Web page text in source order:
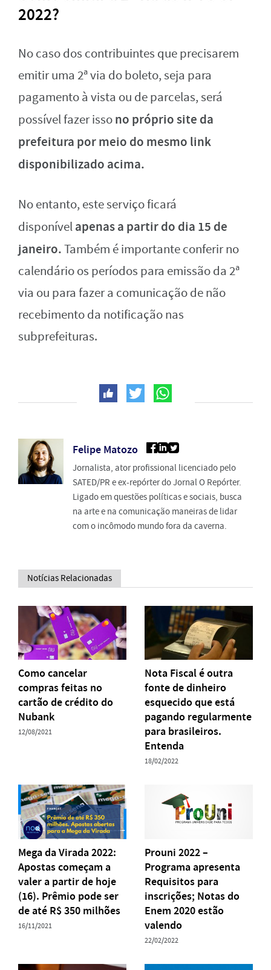
2022?
No caso dos contribuintes que precisarem
emitir uma 2ª via do boleto, seja para
pagamento à vista ou de parcelas, será
possível fazer issono próprio site da
prefeitura por meio do mesmo link
disponibilizado acima.
No entanto, este serviço ficará
disponívelapenas a partir do dia 15 de
janeiro.Também é importante conferir no
calendário os períodos para emissão da 2ª
via ou para fazer a comunicação de não
recebimento da notificação nas
subprefeituras.
Felipe Matozo
Jornalista, ator profissional licenciado pelo
SATED/PR e ex-repórter do Jornal O Repórter.
Ligado em questões políticas e sociais, busca
na arte e na comunicação maneiras de lidar
com o incômodo mundo fora da caverna.
Notícias Relacionadas
Como cancelar
compras feitas no
cartão de crédito do
Nubank
12/08/2021
Nota Fiscal é outra
fonte de dinheiro
esquecido que está
pagando regularmente
para brasileiros.
Entenda
18/02/2022
Mega da Virada 2022:
Apostas começam a
valer a partir de hoje
(16). Prêmio pode ser
de até R$ 350 milhões
16/11/2021
Prouni 2022 –
Programa apresenta
Requisitos para
inscrições; Notas do
Enem 2020 estão
valendo
22/02/2022